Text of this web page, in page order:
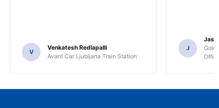
V
Venkatesh Redlapalli
Avant Car Ljubljana Train Station
J